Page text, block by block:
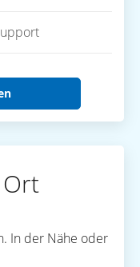
In der Nähe oder